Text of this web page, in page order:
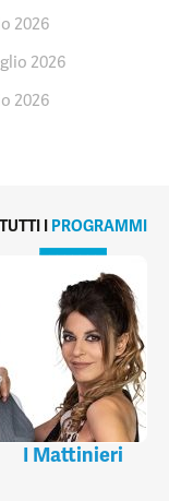
2026
2026
2026
TUTTI I PROGRAMMI
I Mattinieri